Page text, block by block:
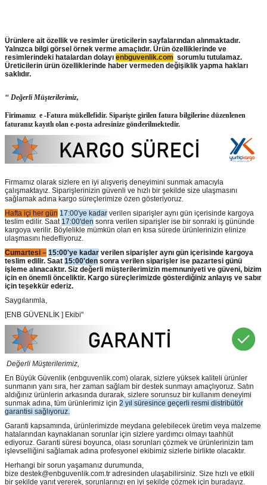
Ürünlere ait özellik ve resimler üreticilerin sayfalarından alınmaktadır.
Yalnızca bilgi görsel örnek verme amaçlıdır. Ürün özelliklerinde ve
resimlerindeki hatalardan dolayı enbguvenlik.com sorumlu tutulamaz.
Üreticilerin ürün özelliklerinde haber vermeden değişiklik yapma hakları
saklıdır.
‘‘ Değerli Müşterilerimiz,
Firimamız e -Fatura mükellefidir. Siparişte girilen fatura bilgilerine düzenlenen
faturanız kayıtlı olan e-posta adresinize gönderilmektedir.
Firmamız olarak sizlere en iyi alışveriş deneyimini sunmak amacıyla
çalışmaktayız. Siparişlerinizin güvenli ve hızlı bir şekilde size ulaşmasını
sağlamak adına kargo süreçlerimize özen gösteriyoruz.
Hafta içi her gün 17:00'ye kadar verilen siparişler aynı gün içerisinde kargoya
teslim edilir. Saat 17:00'den sonra verilen siparişler ise bir sonraki iş gününde
kargoya verilir. Böylelikle mümkün olan en kısa sürede ürünlerinizin elinize
ulaşmasını hedefliyoruz.
Cumartesi – 15:00'ye kadar verilen siparişler aynı gün içerisinde kargoya
teslim edilir. Saat 15:00'den sonra verilen siparişler ise pazartesi günü
işleme alınacaktır. Siz değerli müşterilerimizin memnuniyeti ve güveni, bizim
için en önemli önceliktir. Kargo süreçlerimizde gösterdiğiniz anlayış ve sabır
için teşekkür ederiz.
Saygılarımla,
[ENB GÜVENLİK ] Ekibi"
Değerli Müşterilerimiz,
En Büyük Güvenlik (enbguvenlik.com) olarak, sizlere yüksek kaliteli ürünler
sunmanın yanı sıra, her zaman sağlam bir destek sunmayı amaçlıyoruz. Satın
aldığınız ürünlerin arkasında durarak, sizlere sorunsuz bir kullanım deneyimi
sunmak adına, tüm ürünlerimiz için 2 yıl süresince geçerli resmi distribütör
garantisi sağlıyoruz.
Garanti kapsamında, ürünlerimizde meydana gelebilecek üretim veya malzeme
hatalarından kaynaklanan sorunlar için sizlere yardımcı olmayı taahhüt
ediyoruz. Garanti süresi boyunca, olası sorunları çözmek ve ürünlerinizin tam
işlevselliğini sağlamak adına profesyonel ekibimiz sizlerle birlikte olacaktır.
Herhangi bir sorun yaşamanız durumunda,
bize destek@enbguvenlik.com.tr adresinden ulaşabilirsiniz. Size hızlı ve etkili
bir şekilde yanıt vererek, sorunlarınızı en iyi şekilde çözmek için buradayız.